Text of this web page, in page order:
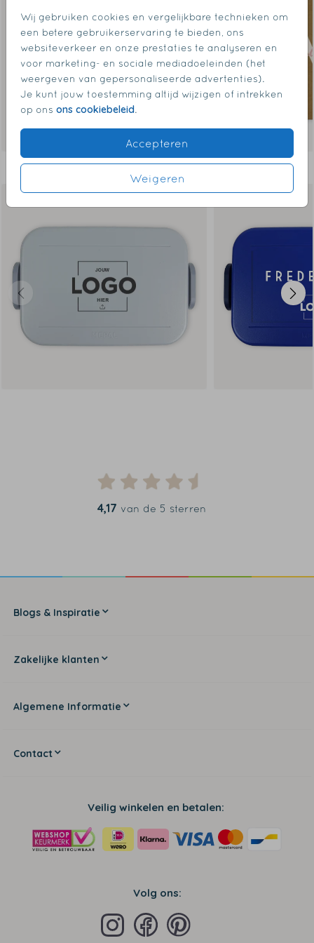
Wij gebruiken cookies en vergelijkbare technieken om
een betere gebruikerservaring te bieden, ons
websiteverkeer en onze prestaties te analyseren en
voor marketing- en sociale mediadoeleinden (het
weergeven van gepersonaliseerde advertenties).
Je kunt jouw toestemming altijd wijzigen of intrekken
op ons ons cookiebeleid.
Accepteren
Weigeren
Dit vind je misschien ook leuk
4,17 van de 5 sterren
Blogs & Inspiratie
Zakelijke klanten
Algemene Informatie
Contact
Veilig winkelen en betalen:
Volg ons: